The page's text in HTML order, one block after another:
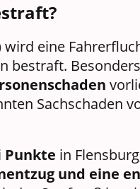
wird eine
bestraft.
Sachschaden
Punkte in
und eine